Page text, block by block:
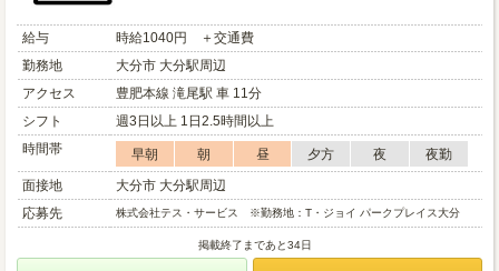
給与
時給1040円 ＋交通費
勤務地
大分市 大分駅周辺
アクセス
豊肥本線 滝尾駅 車 11分
シフト
週3日以上 1日2.5時間以上
時間帯
早朝 朝 昼 夕方 夜
夜勤
面接地
大分市 大分駅周辺
応募先
株式会社テス・サービス ※勤務地：T・ジョイ パークプレイス大分
掲載終了まであと34日